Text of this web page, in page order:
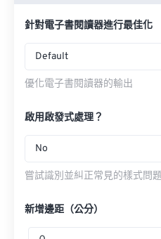
針對電子書閱讀器進行最佳化
Default
優化電子書閱讀器的輸出
啟用啟發式處理？
No
嘗試識別並糾正常見的樣式問
新增邊距（公分）